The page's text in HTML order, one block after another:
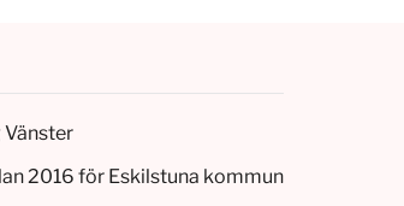
2016 för Eskilstuna kommun